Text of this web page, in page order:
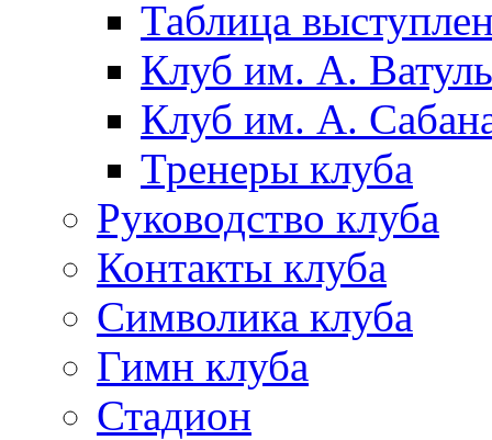
Таблица
Клуб им. А.
Клуб им. А.
Тренеры клуба
Руководство клуба
Контакты клуба
Символика клуба
Гимн клуба
Стадион